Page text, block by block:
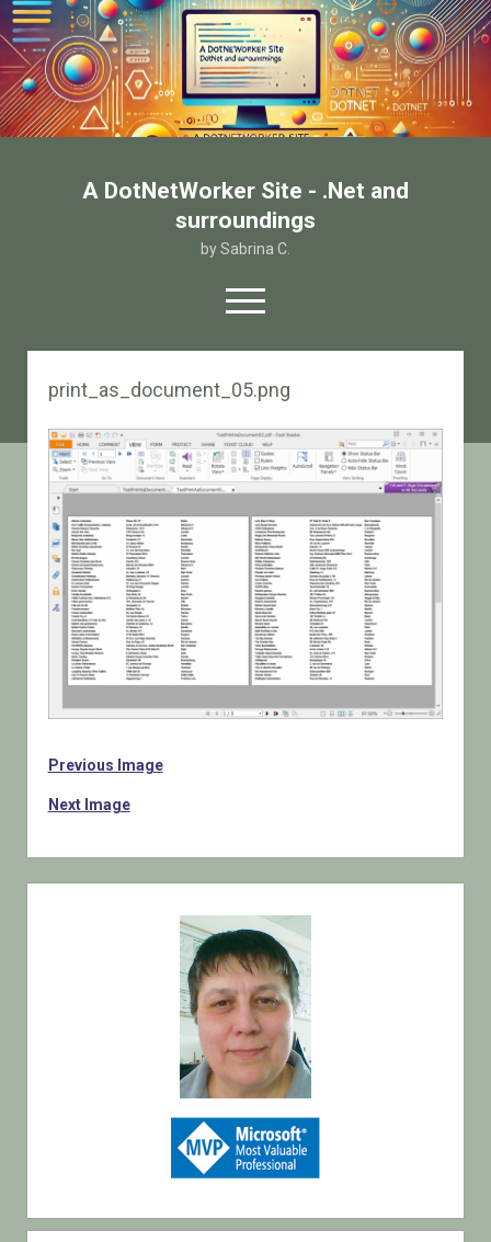
A DotNetWorker Site - .Net and
surroundings
by Sabrina C.
open
menu
twitterfacebook
email-form
Chi sono
Contatto
print_as_document_05.png
Previous Image
Next Image